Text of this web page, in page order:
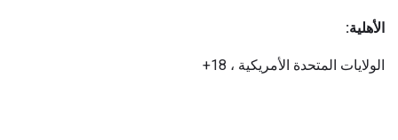
الأهلية:
الولايات المتحدة الأمريكية ، 18+